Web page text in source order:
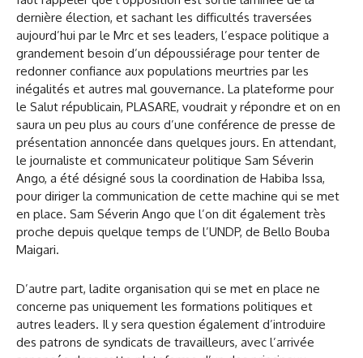
dernière élection, et sachant les difficultés traversées
aujourd’hui par le Mrc et ses leaders, l’espace politique a
grandement besoin d’un dépoussiérage pour tenter de
redonner confiance aux populations meurtries par les
inégalités et autres mal gouvernance. La plateforme pour
le Salut républicain, PLASARE, voudrait y répondre et on en
saura un peu plus au cours d’une conférence de presse de
présentation annoncée dans quelques jours. En attendant,
le journaliste et communicateur politique Sam Séverin
Ango, a été désigné sous la coordination de Habiba Issa,
pour diriger la communication de cette machine qui se met
en place. Sam Séverin Ango que l’on dit également très
proche depuis quelque temps de l’UNDP, de Bello Bouba
Maigari.
D’autre part, ladite organisation qui se met en place ne
concerne pas uniquement les formations politiques et
autres leaders. Il y sera question également d’introduire
des patrons de syndicats de travailleurs, avec l’arrivée